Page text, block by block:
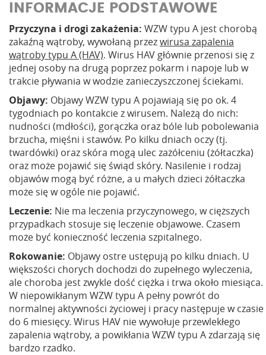
INFORMACJE PODSTAWOWE
Przyczyna i drogi zakażenia: WZW typu A jest chorobą
zakaźną wątroby, wywołaną przezwirusa zapalenia
wątroby typu A (HAV). Wirus HAV głównie przenosi się z
jednej osoby na drugą poprzez pokarm i napoje lub w
trakcie pływania w wodzie zanieczyszczonej ściekami.
Objawy: Objawy WZW typu A pojawiają się po ok. 4
tygodniach po kontakcie z wirusem. Należą do nich:
nudności (mdłości), gorączka oraz bóle lub pobolewania
brzucha, mięśni i stawów. Po kilku dniach oczy (tj.
twardówki) oraz skóra mogą ulec zażółceniu (żółtaczka)
oraz może pojawić się świąd skóry. Nasilenie i rodzaj
objawów mogą być różne, a u małych dzieci żółtaczka
może się w ogóle nie pojawić.
Leczenie: Nie ma leczenia przyczynowego, w cięższych
przypadkach stosuje się leczenie objawowe. Czasem
może być konieczność leczenia szpitalnego.
Rokowanie: Objawy ostre ustępują po kilku dniach. U
większości chorych dochodzi do zupełnego wyleczenia,
ale choroba jest zwykle dość ciężka i trwa około miesiąca.
W niepowikłanym WZW typu A pełny powrót do
normalnej aktywności życiowej i pracy następuje w czasie
do 6 miesięcy. Wirus HAV nie wywołuje przewlekłego
zapalenia wątroby, a powikłania WZW typu A zdarzają się
bardzo rzadko.